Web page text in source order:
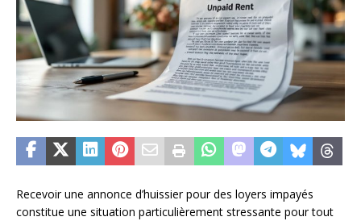
Recevoir une annonce d’huissier pour des loyers impayés
constitue une situation particulièrement stressante pour tout